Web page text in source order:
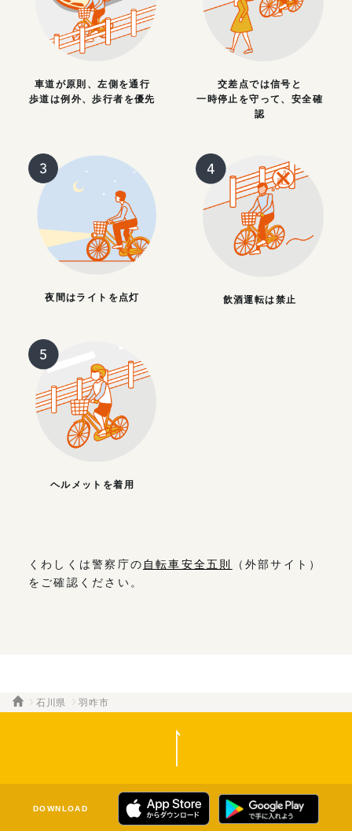
車道が原則、左側を通行
歩道は例外、歩行者を優先
交差点では信号と
一時停止を守って、安全確
認
夜間はライトを点灯 飲酒運転は禁止
ヘルメットを着用
くわしくは警察庁の 自転車安全五則
（外部サイト）
をご確認ください。
石川県 羽咋市
DOWNLOAD